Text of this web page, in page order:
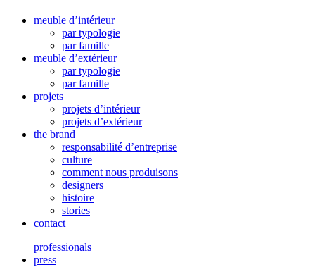
meuble d’intérieur
par typologie
par famille
meuble d’extérieur
par typologie
par famille
projets
projets d’intérieur
projets d’extérieur
the brand
responsabilité d’entreprise
culture
comment nous produisons
designers
histoire
stories
contact
professionals
press